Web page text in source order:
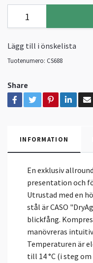
Lägg till i önskelista
Tuotenumero: CS688
Share
INFORMATION
En exklusiv
presentation och
Utrustad med en
stål är CASO
blickfång.
manövreras
Temperaturen är
till 14 °C (i steg